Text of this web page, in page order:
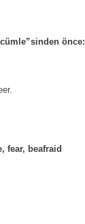
önce:
fear, beafraid